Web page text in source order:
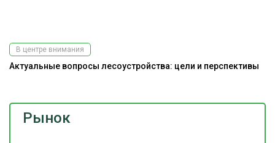
Рынок
В центре внимания
Актуальные вопросы лесоустройства: цели и перспективы